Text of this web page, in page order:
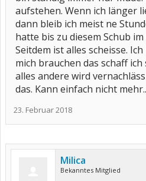
aufstehen. Wenn ich länger
dann bleib ich meist ne
hatte bis zu diesem Schub
Seitdem ist alles scheisse.
mich brauchen das schaff
alles andere wird
das. Kann einfach nicht
23. Februar 2018
Milica
Bekanntes Mitglied